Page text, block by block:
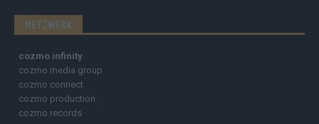
NETZWERK
cozmo infinity
cozmo media group
cozmo connect
cozmo production
cozmo records